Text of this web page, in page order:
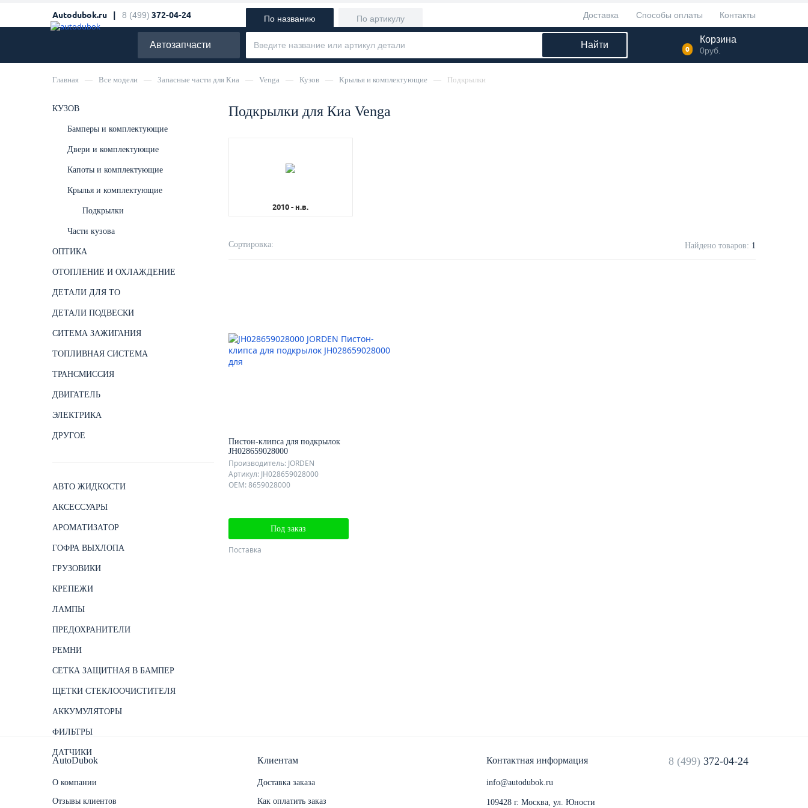
Autodubok.ru | 8 (499) 372-04-24 Доставка Способы оплаты Контакты
Автозапчасти
По названию По артикулу
Найти 0
Корзина
0руб.
Главная — Все модели — Запасные части для Киа — Venga — Кузов — Крылья и комплектующие — Подкрылки
КУЗОВ
Бамперы и комплектующие
Двери и комплектующие
Капоты и комплектующие
Крылья и комплектующие
Подкрылки
Части кузова
ОПТИКА
ОТОПЛЕНИЕ И ОХЛАЖДЕНИЕ
ДЕТАЛИ ДЛЯ ТО
ДЕТАЛИ ПОДВЕСКИ
СИТЕМА ЗАЖИГАНИЯ
ТОПЛИВНАЯ СИСТЕМА
ТРАНСМИССИЯ
ДВИГАТЕЛЬ
ЭЛЕКТРИКА
ДРУГОЕ
АВТО ЖИДКОСТИ
АКСЕССУАРЫ
АРОМАТИЗАТОР
ГОФРА ВЫХЛОПА
ГРУЗОВИКИ
КРЕПЕЖИ
ЛАМПЫ
ПРЕДОХРАНИТЕЛИ
РЕМНИ
СЕТКА ЗАЩИТНАЯ В БАМПЕР
ЩЕТКИ СТЕКЛООЧИСТИТЕЛЯ
АККУМУЛЯТОРЫ
ФИЛЬТРЫ
ДАТЧИКИ
Подкрылки для Киа Venga
2010 - н.в.
Сортировка: Найдено товаров: 1
Пистон-клипса для подкрылок
JH028659028000
Производитель: JORDEN
Артикул: JH028659028000
OEM: 8659028000
Под заказ
Поставка
AutoDubok
О компании
Отзывы клиентов
Клиентам
Доставка заказа
Как оплатить заказ
Контактная информация
info@autodubok.ru
109428 г. Москва, ул. Юности
8 (499) 372-04-24